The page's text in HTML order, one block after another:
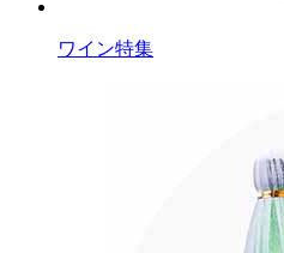
ワイン特集